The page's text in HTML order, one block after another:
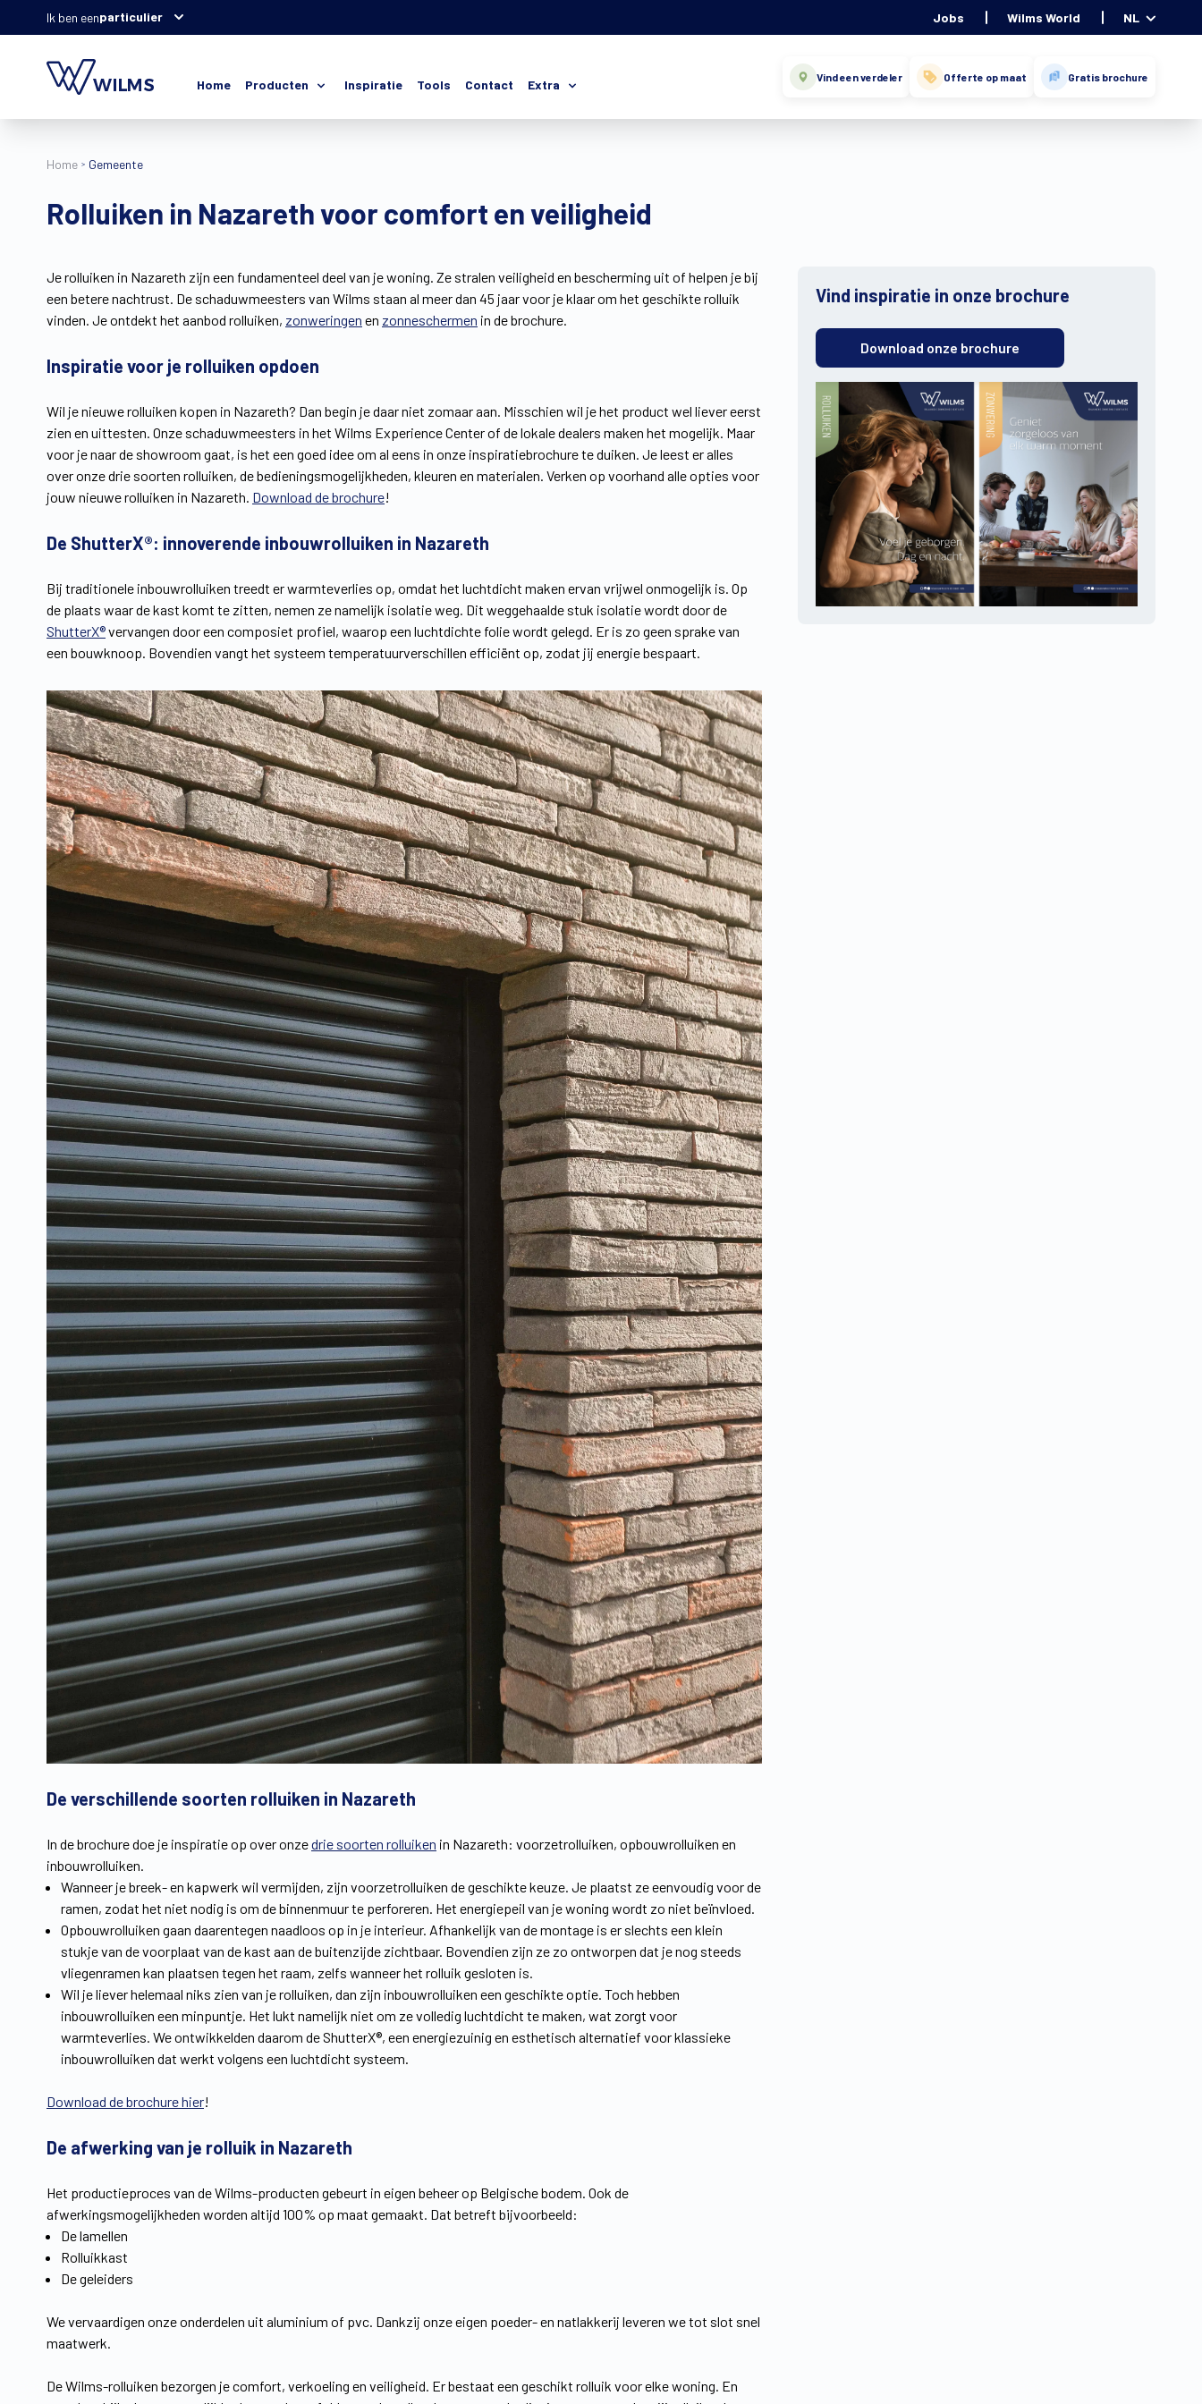
Ik ben eenparticulier Jobs Wilms World NL
Home Producten Inspiratie Tools Contact Extra Vind een verdeler Offerte op maat Gratis brochure
Home Gemeente
Rolluiken in Nazareth voor comfort en veiligheid
Je rolluiken in Nazareth zijn een fundamenteel deel van je woning. Ze stralen veiligheid en bescherming uit of helpen je bij
een betere nachtrust. De schaduwmeesters van Wilms staan al meer dan 45 jaar voor je klaar om het geschikte rolluik
vinden. Je ontdekt het aanbod rolluiken, zonweringen en zonneschermen in de brochure.
Inspiratie voor je rolluiken opdoen
Wil je nieuwe rolluiken kopen in Nazareth? Dan begin je daar niet zomaar aan. Misschien wil je het product wel liever eerst
zien en uittesten. Onze schaduwmeesters in het Wilms Experience Center of de lokale dealers maken het mogelijk. Maar
voor je naar de showroom gaat, is het een goed idee om al eens in onze inspiratiebrochure te duiken. Je leest er alles
over onze drie soorten rolluiken, de bedieningsmogelijkheden, kleuren en materialen. Verken op voorhand alle opties voor
jouw nieuwe rolluiken in Nazareth. Download de brochure!
De ShutterX®: innoverende inbouwrolluiken in Nazareth
Bij traditionele inbouwrolluiken treedt er warmteverlies op, omdat het luchtdicht maken ervan vrijwel onmogelijk is. Op
de plaats waar de kast komt te zitten, nemen ze namelijk isolatie weg. Dit weggehaalde stuk isolatie wordt door de
ShutterX®vervangen door een composiet profiel, waarop een luchtdichte folie wordt gelegd. Er is zo geen sprake van
een bouwknoop. Bovendien vangt het systeem temperatuurverschillen efficiënt op, zodat jij energie bespaart.
De verschillende soorten rolluiken in Nazareth
In de brochure doe je inspiratie op over onzedrie soorten rolluiken in Nazareth: voorzetrolluiken, opbouwrolluiken en
inbouwrolluiken.
Wanneer je breek- en kapwerk wil vermijden, zijn voorzetrolluiken de geschikte keuze. Je plaatst ze eenvoudig voor de
ramen, zodat het niet nodig is om de binnenmuur te perforeren. Het energiepeil van je woning wordt zo niet beïnvloed.
Opbouwrolluiken gaan daarentegen naadloos op in je interieur. Afhankelijk van de montage is er slechts een klein
stukje van de voorplaat van de kast aan de buitenzijde zichtbaar. Bovendien zijn ze zo ontworpen dat je nog steeds
vliegenramen kan plaatsen tegen het raam, zelfs wanneer het rolluik gesloten is.
Wil je liever helemaal niks zien van je rolluiken, dan zijn inbouwrolluiken een geschikte optie. Toch hebben
inbouwrolluiken een minpuntje. Het lukt namelijk niet om ze volledig luchtdicht te maken, wat zorgt voor
warmteverlies. We ontwikkelden daarom de ShutterX®, een energiezuinig en esthetisch alternatief voor klassieke
inbouwrolluiken dat werkt volgens een luchtdicht systeem.
Download de brochure hier!
De afwerking van je rolluik in Nazareth
Het productieproces van de Wilms-producten gebeurt in eigen beheer op Belgische bodem. Ook de
afwerkingsmogelijkheden worden altijd 100% op maat gemaakt. Dat betreft bijvoorbeeld:
De lamellen
Rolluikkast
De geleiders
We vervaardigen onze onderdelen uit aluminium of pvc. Dankzij onze eigen poeder- en natlakkerij leveren we tot slot snel
maatwerk.
De Wilms-rolluiken bezorgen je comfort, verkoeling en veiligheid. Er bestaat een geschikt rolluik voor elke woning. En
Vind inspiratie in onze brochure
Download onze brochure